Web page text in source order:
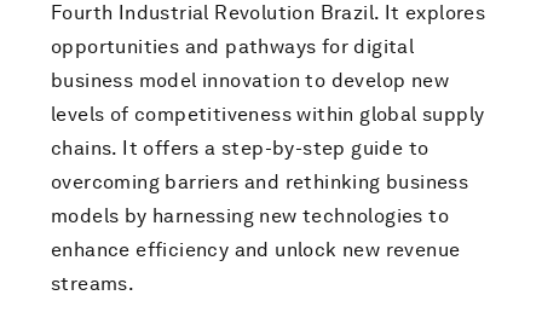
Fourth Industrial Revolution Brazil. It explores
opportunities and pathways for digital
business model innovation to develop new
levels of competitiveness within global supply
chains. It offers a step-by-step guide to
overcoming barriers and rethinking business
models by harnessing new technologies to
enhance efficiency and unlock new revenue
streams.